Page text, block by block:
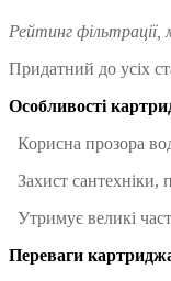
Рейтинг фільтрації,
Придатний до усіх
Особливості
Корисна прозора
Захист сантехніки,
Утримує великі
Переваги